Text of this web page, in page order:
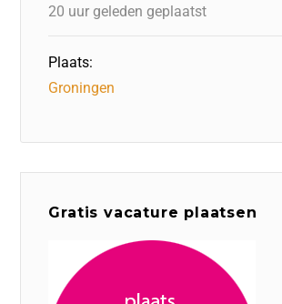
20 uur geleden geplaatst
Plaats:
Groningen
Gratis vacature plaatsen